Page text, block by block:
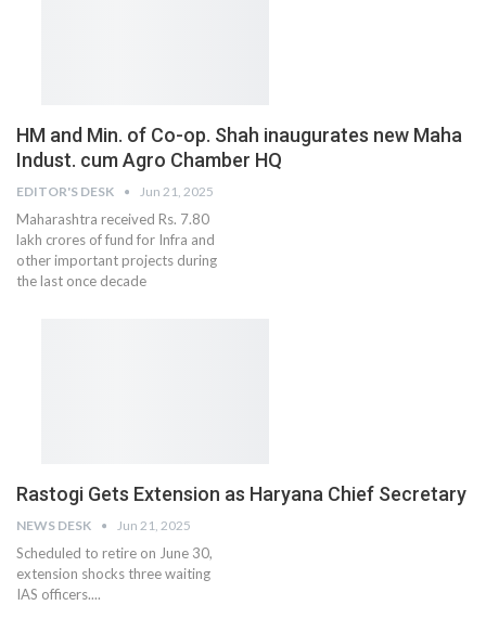
HM and Min. of Co-op. Shah inaugurates new Maha
Indust. cum Agro Chamber HQ
EDITOR'S DESK Jun 21, 2025
Maharashtra received Rs. 7.80
lakh crores of fund for Infra and
other important projects during
the last once decade
Rastogi Gets Extension as Haryana Chief Secretary
NEWS DESK Jun 21, 2025
Scheduled to retire on June 30,
extension shocks three waiting
IAS officers....